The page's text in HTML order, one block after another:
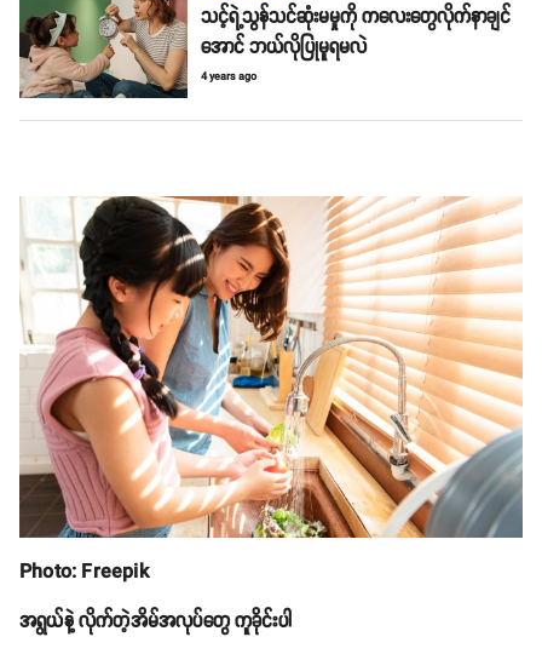
သင့်ရဲ့သွန်သင်ဆုံးမမှုကို ကလေးတွေလိုက်နာချင်
အောင် ဘယ်လိုပြုမူရမလဲ
4 years ago
Photo: Freepik
အရွယ်နဲ့ လိုက်တဲ့အိမ်အလုပ်တွေ ကူခိုင်းပါ